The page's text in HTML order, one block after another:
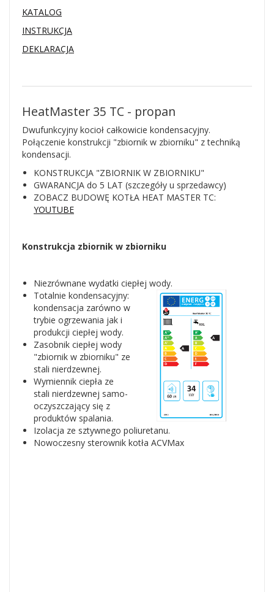
KATALOG
INSTRUKCJA
DEKLARACJA
HeatMaster 35 TC - propan
Dwufunkcyjny kocioł całkowicie kondensacyjny.
Połączenie konstrukcji "zbiornik w zbiorniku" z techniką
kondensacji.
KONSTRUKCJA "ZBIORNIK W ZBIORNIKU"
GWARANCJA do 5 LAT (szczegóły u sprzedawcy)
ZOBACZ BUDOWĘ KOTŁA HEAT MASTER TC:
YOUTUBE
Konstrukcja zbiornik w zbiorniku
Niezrównane wydatki ciepłej wody.
Totalnie kondensacyjny:
kondensacja zarówno w
trybie ogrzewania jak i
produkcji ciepłej wody.
Zasobnik ciepłej wody
"zbiornik w zbiorniku" ze
stali nierdzewnej.
Wymiennik ciepła ze
stali nierdzewnej samo-
oczyszczający się z
produktów spalania.
Izolacja ze sztywnego poliuretanu.
Nowoczesny sterownik kotła ACVMax